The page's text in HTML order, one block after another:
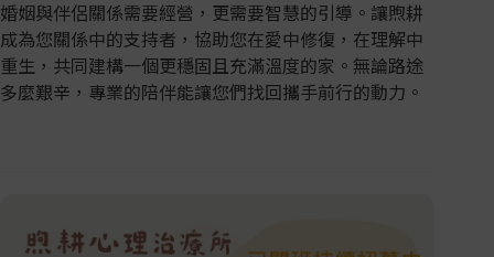
婚姻與伴侶關係需要經營，更需要智慧的引導。讓煦耕
成為您關係中的支持者，協助您在愛中修復，在理解中
重生，共同建構一個更穩固且充滿溫度的家。無論路途
多麼艱辛，專業的陪伴能讓您們找回攜手前行的動力。